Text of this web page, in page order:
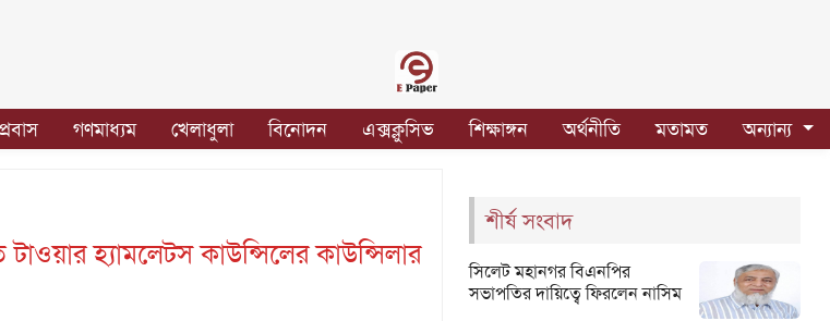
গণমাধ্যম খেলাধুলা বিনোদন এক্সক্লুসিভ শিক্ষাঙ্গন অর্থনীতি মতামত অন্যান্য
হ‍্যামলেটস কাউন্সিলের কাউন্সিলার
শীর্ষ সংবাদ
সিলেট মহানগর বিএনপির
সভাপতির দায়িত্বে ফিরলেন নাসিম